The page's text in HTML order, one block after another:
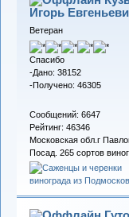
Игорь
Ветеран
Спасибо
-Дано: 38152
-Получено: 46305
Сообщений: 6647
Рейтинг: 46346
Московская обл.г
Посад. 265 сортов